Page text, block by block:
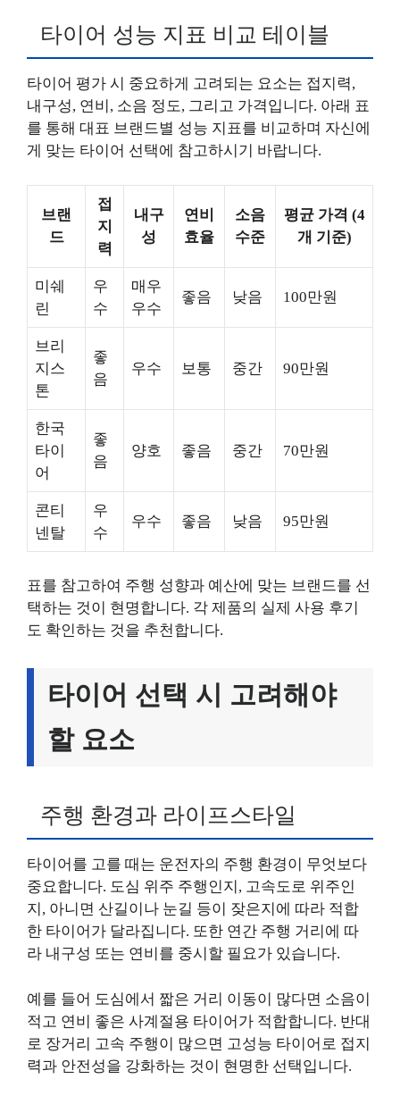
타이어 성능 지표 비교 테이블
타이어 평가 시 중요하게 고려되는 요소는 접지력,
내구성, 연비, 소음 정도, 그리고 가격입니다. 아래 표
를 통해 대표 브랜드별 성능 지표를 비교하며 자신에
게 맞는 타이어 선택에 참고하시기 바랍니다.
브랜
드
접
지
력
내구
성
연비
효율
소음
수준
평균 가격 (4
개 기준)
미쉐
린
우
수
매우
우수
좋음 낮음 100만원
브리
지스
톤
좋
음
우수 보통 중간 90만원
한국
타이
어
좋
음
양호 좋음 중간 70만원
콘티
넨탈
우
수
우수 좋음 낮음 95만원
표를 참고하여 주행 성향과 예산에 맞는 브랜드를 선
택하는 것이 현명합니다. 각 제품의 실제 사용 후기
도 확인하는 것을 추천합니다.
타이어 선택 시 고려해야
할 요소
주행 환경과 라이프스타일
타이어를 고를 때는 운전자의 주행 환경이 무엇보다
중요합니다. 도심 위주 주행인지, 고속도로 위주인
지, 아니면 산길이나 눈길 등이 잦은지에 따라 적합
한 타이어가 달라집니다. 또한 연간 주행 거리에 따
라 내구성 또는 연비를 중시할 필요가 있습니다.
예를 들어 도심에서 짧은 거리 이동이 많다면 소음이
적고 연비 좋은 사계절용 타이어가 적합합니다. 반대
로 장거리 고속 주행이 많으면 고성능 타이어로 접지
력과 안전성을 강화하는 것이 현명한 선택입니다.